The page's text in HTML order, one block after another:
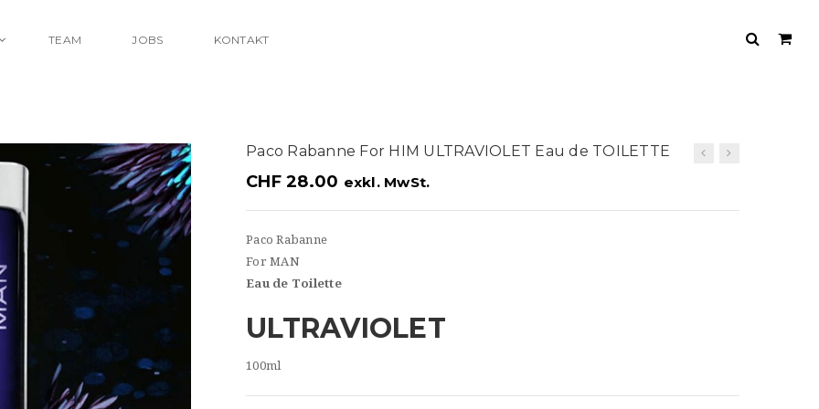
TEAM JOBS KONTAKT
Paco Rabanne For HIM ULTRAVIOLET Eau de TOILETTE
CHF28.00 exkl. MwSt.
Paco Rabanne
For MAN
Eau de Toilette
ULTRAVIOLET
100ml